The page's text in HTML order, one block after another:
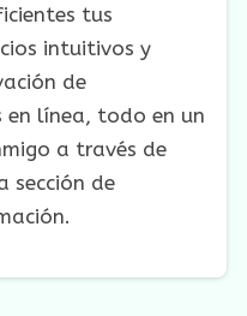
tus
intuitivos y
de
línea, todo en un
a través de
sección de